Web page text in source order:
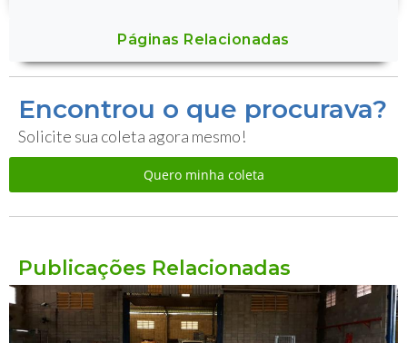
Páginas Relacionadas
Encontrou o que procurava?
Solicite sua coleta agora mesmo!
Quero minha coleta
Publicações Relacionadas